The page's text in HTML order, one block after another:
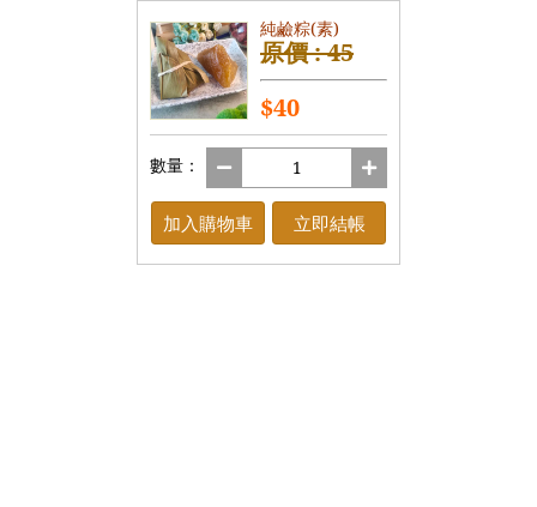
純鹼粽(素)
原價 : 45
$40
數量：
加入購物車 立即結帳